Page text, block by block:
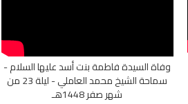
وفاة السيدة فاطمة بنت أسد عليها السلام -
سماحة الشيخ محمد العاملي - ليلة 23 من
شهر صفر 1448هـ